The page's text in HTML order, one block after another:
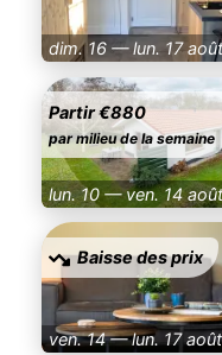
dim. 16 — lun. 17
Partir €880
par milieu de la semaine
lun. 10 — ven. 14
Baisse des prix
ven. 14 — lun. 17 août